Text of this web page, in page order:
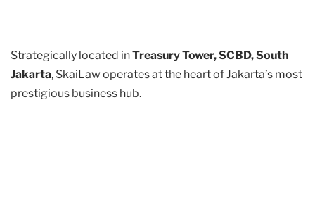
Strategically located inTreasury Tower, SCBD, South
Jakarta, SkaiLaw operates at the heart of Jakarta’s most
prestigious business hub.